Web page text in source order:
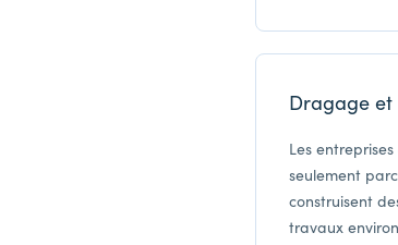
Dragage et
Les
seulement
construisent
travaux